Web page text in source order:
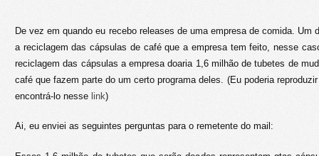
De vez em quando eu recebo releases de uma empresa de comida. Um
a reciclagem das cápsulas de café que a empresa tem feito, nesse
reciclagem das cápsulas a empresa doaria 1,6 milhão de tubetes de
café que fazem parte do um certo programa deles. (Eu poderia
encontrá-lo nesse link)
Ai, eu enviei as seguintes perguntas para o remetente do mail: